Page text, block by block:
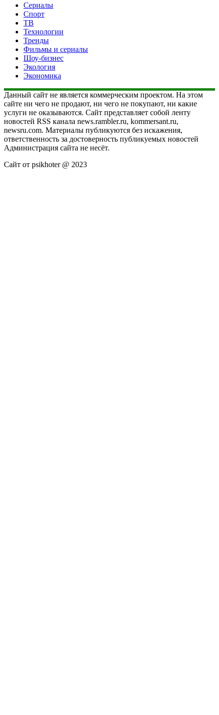
Сериалы
Спорт
ТВ
Технологии
Тренды
Фильмы и сериалы
Шоу-бизнес
Экология
Экономика
Данный сайт не является коммерческим проектом. На этом
сайте ни чего не продают, ни чего не покупают, ни какие
услуги не оказываются. Сайт представляет собой ленту
новостей RSS канала news.rambler.ru, kommersant.ru,
newsru.com. Материалы публикуются без искажения,
ответственность за достоверность публикуемых новостей
Администрация сайта не несёт.
Сайт от psikhoter @ 2023